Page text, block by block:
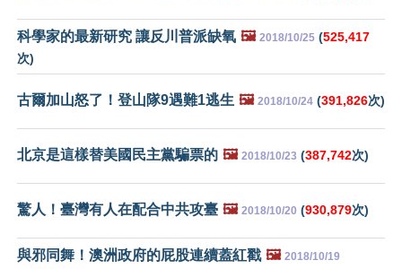
科學家的最新研究 讓反川普派缺氧 🖼️ 2018/10/25 (525,417
次)
古爾加山怒了！登山隊9遇難1逃生 🖼️ 2018/10/24 (391,826次)
北京是這樣替美國民主黨騙票的 🖼️ 2018/10/23 (387,742次)
驚人！臺灣有人在配合中共攻臺 🖼️ 2018/10/20 (930,879次)
與邪同舞！澳洲政府的屁股連續蓋紅戳 🖼️ 2018/10/19